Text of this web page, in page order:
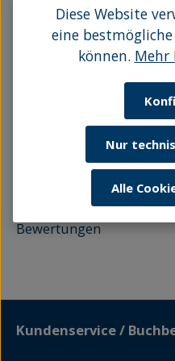
12,5 x 20,5 cm
Sprache: Hochdeutsch |
65 s/w-
Beschreibung
Das Jubiläumsjahr hat
über den Bereich des
Bewertungen
Kundenservice /
Diese Website
eine
können. Mehr
Nur
Alle